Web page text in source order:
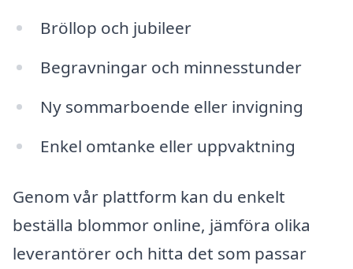
Bröllop och jubileer
Begravningar och minnesstunder
Ny sommarboende eller invigning
Enkel omtanke eller uppvaktning
Genom vår plattform kan du enkelt
beställa blommor online, jämföra olika
leverantörer och hitta det som passar